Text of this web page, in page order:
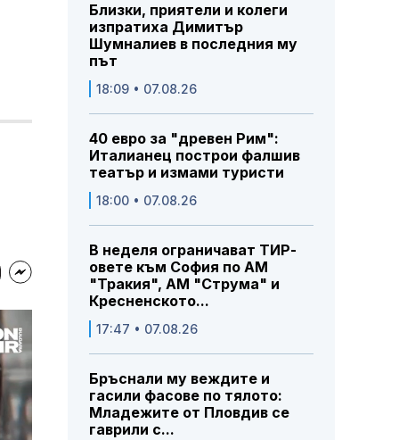
Близки, приятели и колеги
изпратиха Димитър
Шумналиев в последния му
път
18:09 • 07.08.26
40 евро за "древен Рим":
Италианец построи фалшив
театър и измами туристи
18:00 • 07.08.26
В неделя ограничават ТИР-
овете към София по АМ
"Тракия", АМ "Струма" и
Кресненското...
17:47 • 07.08.26
Бръснали му веждите и
гасили фасове по тялото:
Младежите от Пловдив се
гаврили с...